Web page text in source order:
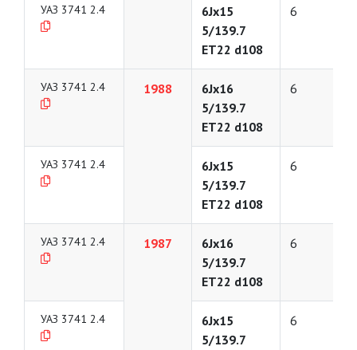
УАЗ 3741 2.4
6Jx15
5/139.7
ET22 d108
6
УАЗ 3741 2.4 1988
6Jx16
5/139.7
ET22 d108
6
УАЗ 3741 2.4
6Jx15
5/139.7
ET22 d108
6
УАЗ 3741 2.4 1987
6Jx16
5/139.7
ET22 d108
6
УАЗ 3741 2.4
6Jx15
5/139.7
6